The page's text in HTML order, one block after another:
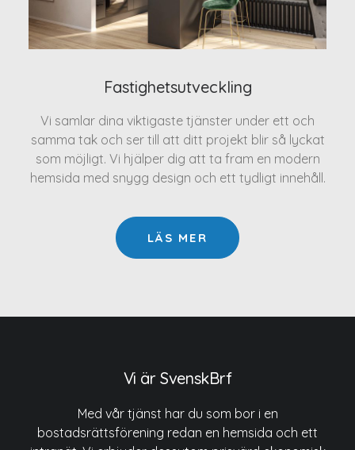
Fastighetsutveckling
Vi samlar dina viktigaste tjänster under ett och
samma tak och ser till att ditt projekt blir så lyckat
som möjligt. Vi hjälper dig att ta fram en modern
hemsida med snygg design och ett tydligt innehåll.
LÄS MER
Vi är SvenskBrf
Med vår tjänst har du som bor i en
bostadsrättsförening redan en hemsida och ett